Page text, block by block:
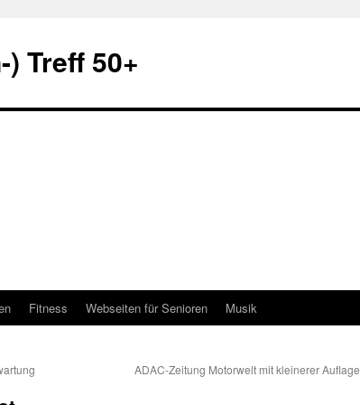
Treff 50+
Fitness Webseiten für Senioren Musik
ADAC-Zeitung Motorwelt mit kleinerer Auflage